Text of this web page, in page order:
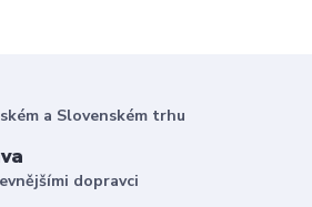
a Slovenském trhu
dopravci